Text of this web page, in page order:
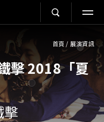
首頁 / 展演資訊
擊 2018「夏
擊